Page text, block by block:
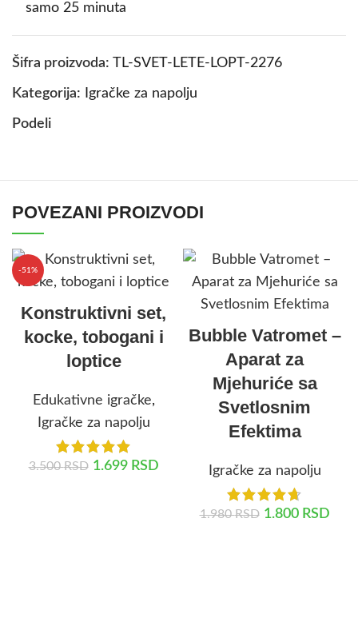
samo 25 minuta
Šifra proizvoda: TL-SVET-LETE-LOPT-2276
Kategorija: Igračke za napolju
Podeli
POVEZANI PROIZVODI
-51%
Konstruktivni set,
kocke, tobogani i
loptice
Edukativne igračke,
Igračke za napolju
3.500RSD 1.699 RSD
Bubble Vatromet –
Aparat za
Mjehuriće sa
Svetlosnim
Efektima
Igračke za napolju
1.980RSD 1.800 RSD